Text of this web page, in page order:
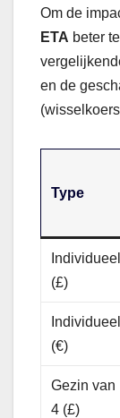
Om de
ETA beter
en de
Type
Individueel
(£)
Individueel
(€)
Gezin van
4 (£)